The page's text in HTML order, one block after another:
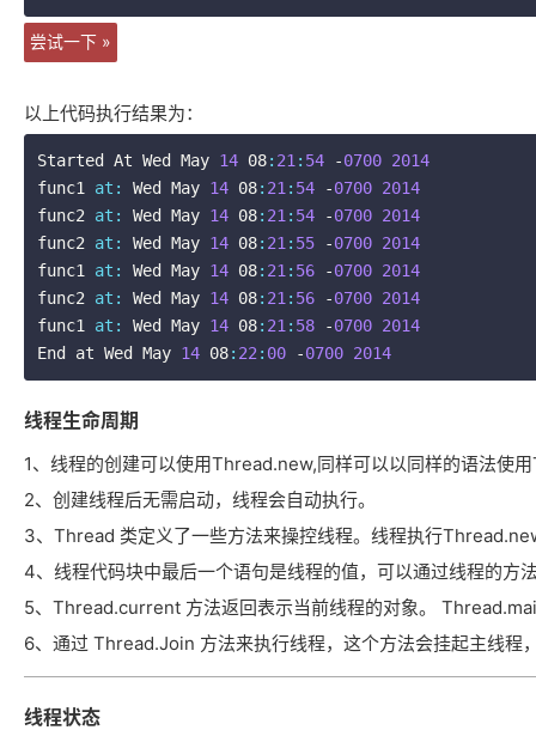
尝试一下 »
以上代码执行结果为：
Started At Wed May 14 08: 21 : 54 -0700 2014
func1 at: Wed May 14 08: 21 : 54 -0700 2014
func2 at: Wed May 14 08: 21 : 54 -0700 2014
func2 at: Wed May 14 08: 21 : 55 -0700 2014
func1 at: Wed May 14 08: 21 : 56 -0700 2014
func2 at: Wed May 14 08: 21 : 56 -0700 2014
func1 at: Wed May 14 08: 21 : 58 -0700 2014
End at Wed May 14 08: 22 : 00 -0700 2014
线程生命周期
1、线程的创建可以使用Thread.new,同样可以以同样的语法
2、创建线程后无需启动，线程会自动执行。
3、Thread 类定义了一些方法来操控线程。线程执行
4、线程代码块中最后一个语句是线程的值，可以通过线程的方
5、Thread.current 方法返回表示当前线程的对象。
6、通过 Thread.Join 方法来执行线程，这个方法会挂起主线程
线程状态